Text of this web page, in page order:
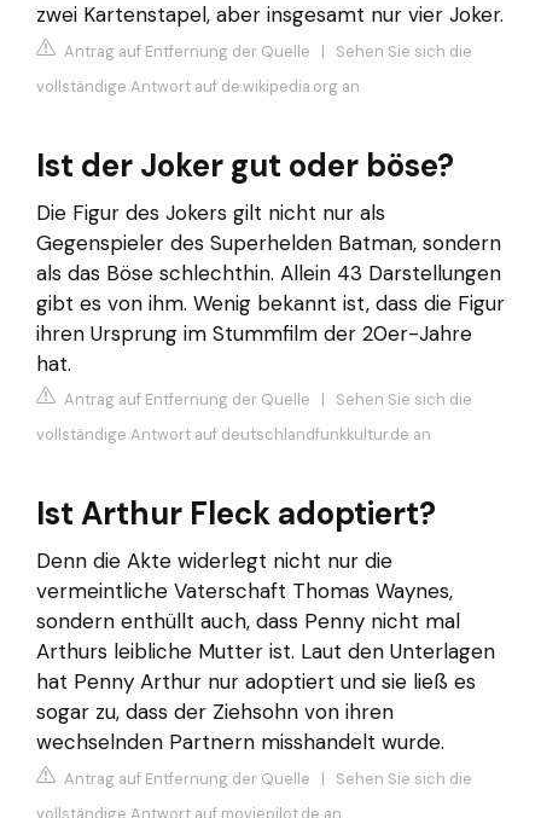
zwei Kartenstapel, aber insgesamt nur vier Joker.
Antrag auf Entfernung der Quelle | Sehen Sie sich die
vollständige Antwort auf de.wikipedia.org an
Ist der Joker gut oder böse?
Die Figur des Jokers gilt nicht nur als
Gegenspieler des Superhelden Batman, sondern
als das Böse schlechthin. Allein 43 Darstellungen
gibt es von ihm. Wenig bekannt ist, dass die Figur
ihren Ursprung im Stummfilm der 20er-Jahre
hat.
Antrag auf Entfernung der Quelle | Sehen Sie sich die
vollständige Antwort auf deutschlandfunkkultur.de an
Ist Arthur Fleck adoptiert?
Denn die Akte widerlegt nicht nur die
vermeintliche Vaterschaft Thomas Waynes,
sondern enthüllt auch, dass Penny nicht mal
Arthurs leibliche Mutter ist. Laut den Unterlagen
hat Penny Arthur nur adoptiert und sie ließ es
sogar zu, dass der Ziehsohn von ihren
wechselnden Partnern misshandelt wurde.
Antrag auf Entfernung der Quelle | Sehen Sie sich die
vollständige Antwort auf moviepilot.de an